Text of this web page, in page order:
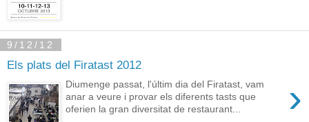
9/12/12
Els plats del Firatast 2012
›
Diumenge passat, l'últim dia del Firatast, vam
anar a veure i provar els diferents tasts que
oferien la gran diversitat de restaurant...